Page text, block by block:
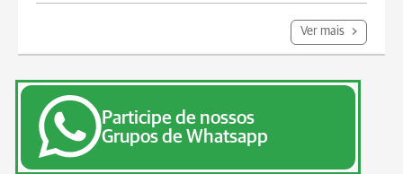
Ver mais
Participe de nossos
Grupos de Whatsapp